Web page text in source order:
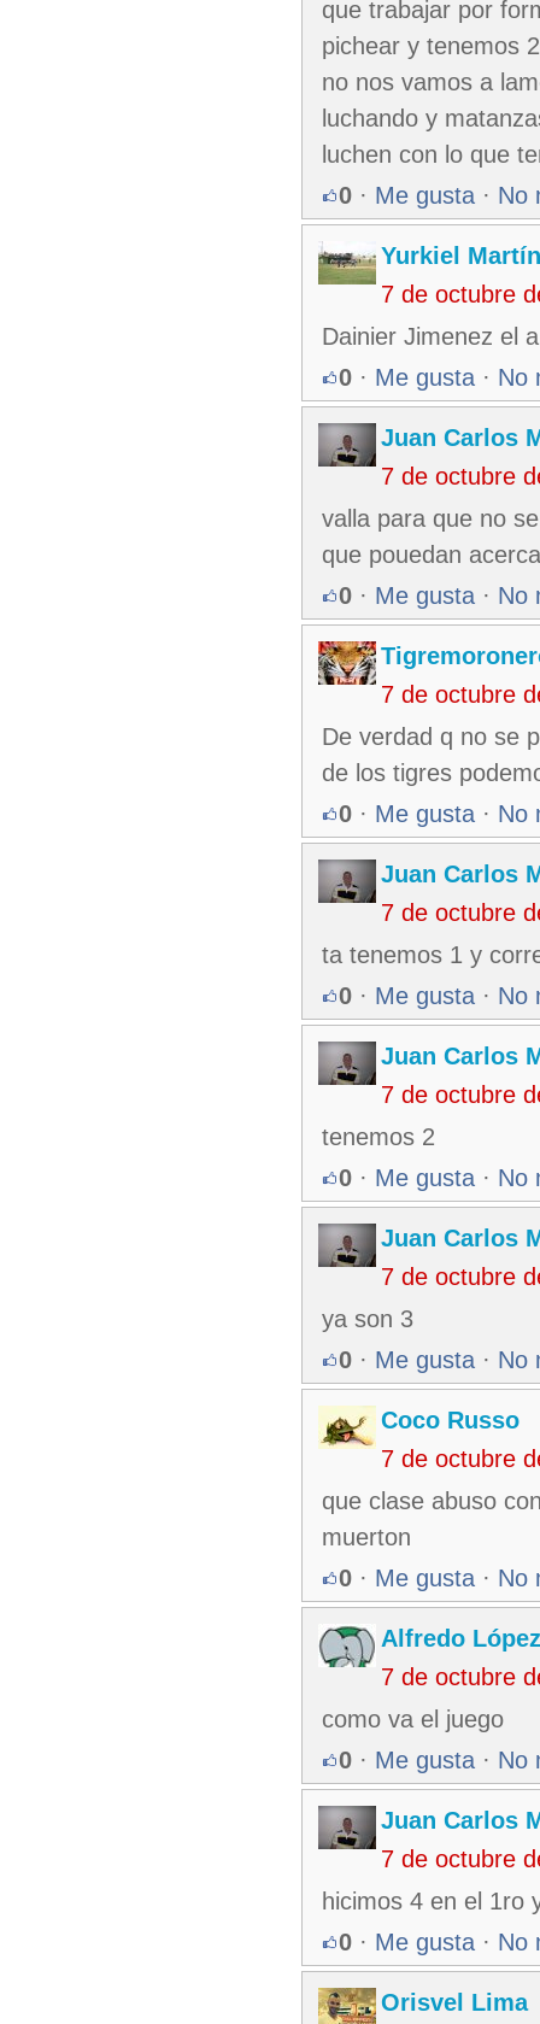
que trabajar por
pichear y tenemos
no nos vamos a
luchando y
luchen con lo que
0 · Me gusta · No
Yurkiel
7 de octubre
Dainier Jimenez el
0 · Me gusta · No
Juan Carlos
7 de octubre
valla para que no
que pouedan
0 · Me gusta · No
7 de octubre
De verdad q no se
de los tigres
0 · Me gusta · No
Juan Carlos
7 de octubre
ta tenemos 1 y
0 · Me gusta · No
Juan Carlos
7 de octubre
tenemos 2
0 · Me gusta · No
Juan Carlos
7 de octubre
ya son 3
0 · Me gusta · No
Coco Russo
7 de octubre
que clase abuso
muerton
0 · Me gusta · No
Alfredo
7 de octubre
como va el juego
0 · Me gusta · No
Juan Carlos
7 de octubre
hicimos 4 en el 1ro
0 · Me gusta · No
Orisvel Lima